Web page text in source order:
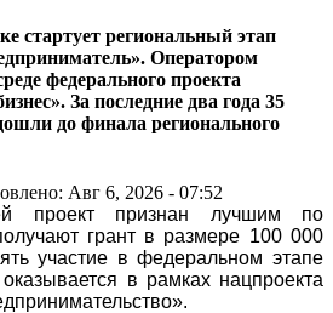
стартует региональный этап
Оператором
федерального проекта
За последние два года 35
до финала регионального
Авг 6, 2026 - 07:52
проект признан лучшим по
грант в размере 100 000
участие в федеральном этапе
в рамках нацпроекта